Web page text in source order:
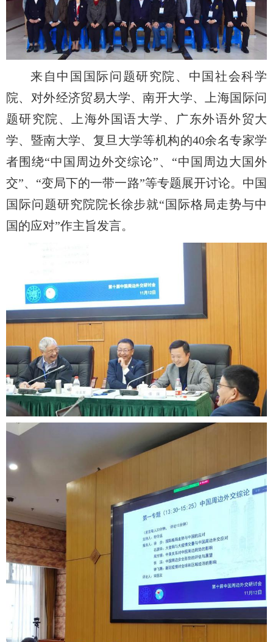
来自中国国际问题研究院、中国社会科学
院、对外经济贸易大学、南开大学、上海国际问
题研究院、上海外国语大学、广东外语外贸大
学、暨南大学、复旦大学等机构的40余名专家学
者围绕“中国周边外交综论”、“中国周边大国外
交”、“变局下的一带一路”等专题展开讨论。中国
国际问题研究院院长徐步就“国际格局走势与中
国的应对”作主旨发言。